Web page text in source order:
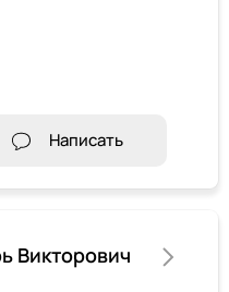
Написать
Викторович